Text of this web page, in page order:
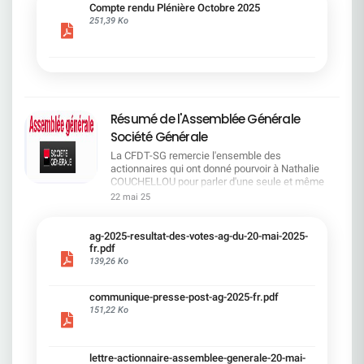
cadre du dialogue social.Bonne lecture !
Compte rendu Plénière Octobre 2025
251,39 Ko
Résumé de l'Assemblée Générale
Société Générale
La CFDT-SG remercie l'ensemble des
actionnaires qui ont donné pourvoir à Nathalie
COUCHELLOU pour parler d'une seule et même
voix.L'assemblée Générale s'est ouverte avec 4
souligné la forte amélioration en 2024 de tous les
facteurs financiers et le premier trimestre 2025
encourageant.Le Directeur Général, Slawomir
solide. Etre une banque simple et intégrée. Etre
une banque efficace. Etre une banque rentable. Le
22 mai 25
ag-2025-resultat-des-votes-ag-du-20-mai-2025-
fr.pdf
139,26 Ko
communique-presse-post-ag-2025-fr.pdf
151,22 Ko
lettre-actionnaire-assemblee-generale-20-mai-